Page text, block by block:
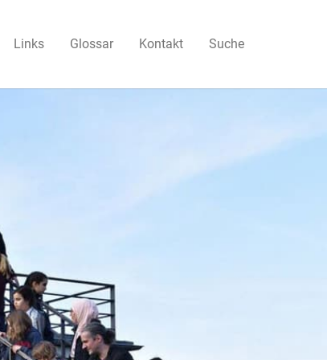
Links Glossar Kontakt Suche